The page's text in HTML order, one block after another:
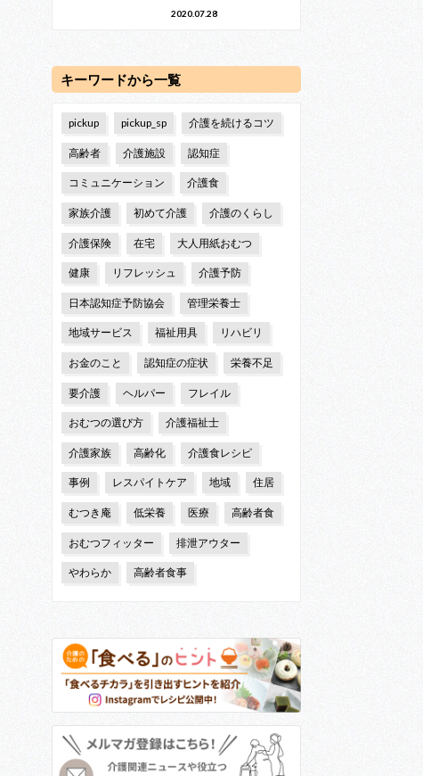
2020.07.28
キーワードから一覧
pickup pickup_sp 介護を続けるコツ
高齢者 介護施設 認知症
コミュニケーション 介護食
家族介護 初めて介護 介護のくらし
介護保険 在宅 大人用紙おむつ
健康 リフレッシュ 介護予防
日本認知症予防協会 管理栄養士
地域サービス 福祉用具 リハビリ
お金のこと 認知症の症状 栄養不足
要介護 ヘルパー フレイル
おむつの選び方 介護福祉士
介護家族 高齢化 介護食レシピ
事例 レスパイトケア 地域 住居
むつき庵 低栄養 医療 高齢者食
おむつフィッター 排泄アウター
やわらか 高齢者食事